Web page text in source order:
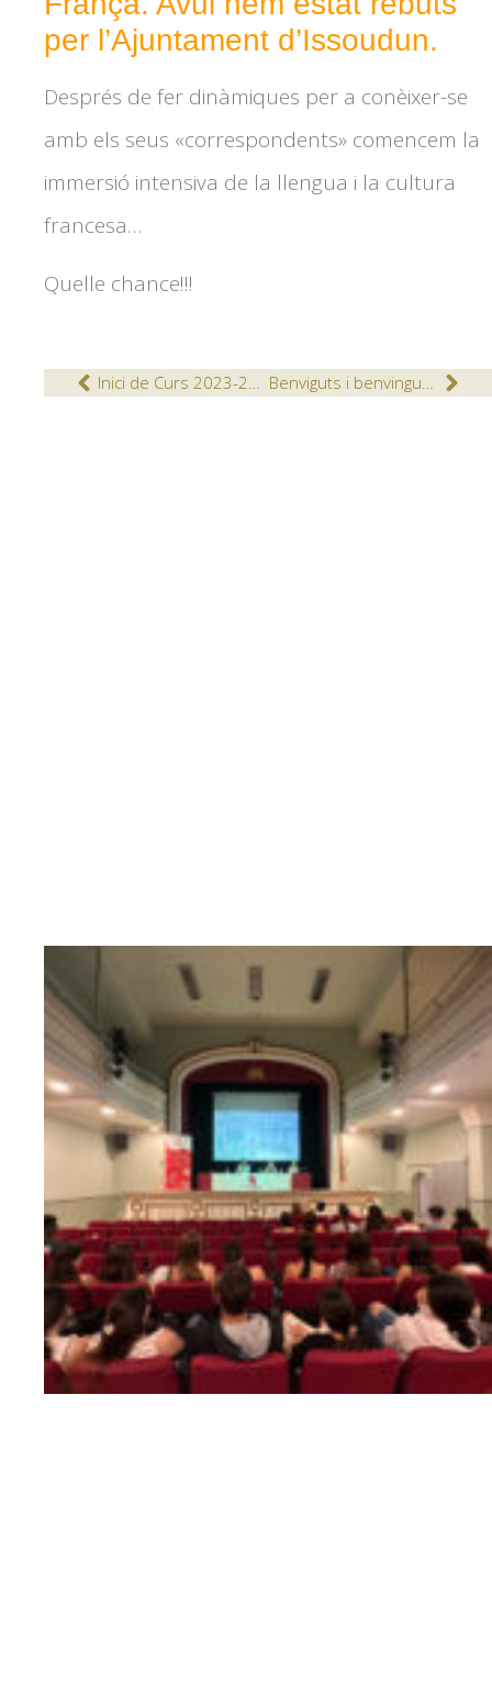
per l’Ajuntament d’Issoudun.
Després de fer dinàmiques per a conèixer-se
amb els seus «correspondents» comencem la
immersió intensiva de la llengua i la cultura
francesa…
Quelle chance!!!
Inici de Curs 2023-2024 Benviguts i benvingudes al CFGS d’Educació Infantil